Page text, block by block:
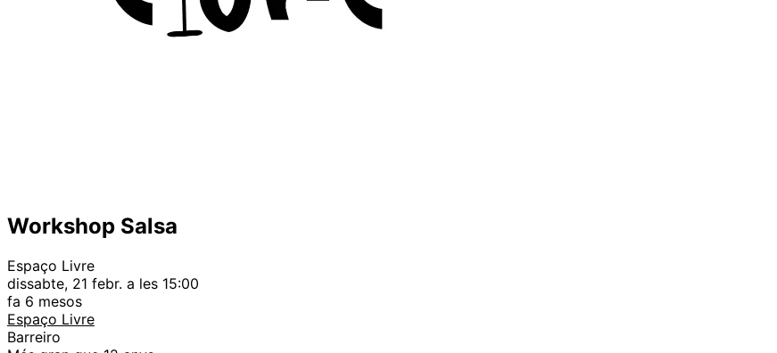
Workshop Salsa
Espaço Livre
dissabte, 21 febr. a les 15:00
fa 6 mesos
Espaço Livre
Barreiro